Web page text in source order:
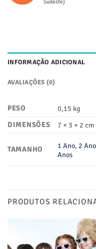
Sudeste)
INFORMAÇÃO ADICIONAL
AVALIAÇÕES (0)
PESO
0,15 kg
DIMENSÕES
7 × 3 × 2 cm
TAMANHO 1 Ano, 2
Anos
PRODUTOS